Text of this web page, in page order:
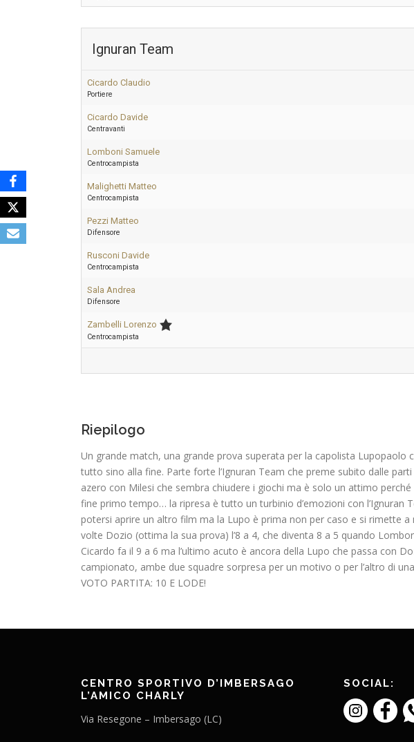
Ignuran Team
Cicardo Claudio
Portiere
Cicardo Davide
Centravanti
Lomboni Samuele
Centrocampista
Malighetti Matteo
Centrocampista
Pezzi Matteo
Difensore
Rusconi Davide
Centrocampista
Sala Andrea
Difensore
Zambelli Lorenzo
Centrocampista
Riepilogo
Un grande match, una grande prova superata per la capolista
tutto sino alla fine. Parte forte l’Ignuran Team che preme subito dalle
azero con Milesi che sembra chiudere i giochi ma è solo un attimo
fine primo tempo… la ripresa è tutto un turbinio d’emozioni con
potersi aprire un altro film ma la Lupo è prima non per caso e si rimette
volte Dozio (ottima la sua prova) l’8 a 4, che diventa 8 a 5 quando
Cicardo fa il 9 a 6 ma l’ultimo acuto è ancora della Lupo che passa con
campionato, ambe due squadre sorpresa per un motivo o per l’altro di
VOTO PARTITA: 10 E LODE!
CENTRO SPORTIVO D’IMBERSAGO
L’AMICO CHARLY
Via Resegone – Imbersago (LC)
SOCIAL: